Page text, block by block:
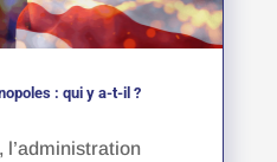
: qui y a-t-il ?
l’administration